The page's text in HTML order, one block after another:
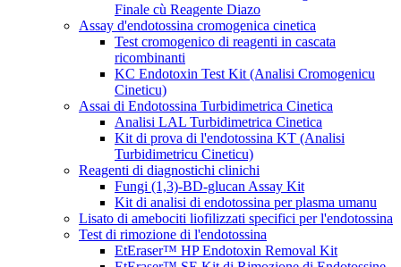
Finale cù Reagente Diazo
Assay d'endotossina cromogenica cinetica
Test cromogenico di reagenti in cascata
ricombinanti
KC Endotoxin Test Kit (Analisi Cromogenicu
Cineticu)
Assai di Endotossina Turbidimetrica Cinetica
Analisi LAL Turbidimetrica Cinetica
Kit di prova di l'endotossina KT (Analisi
Turbidimetricu Cineticu)
Reagenti di diagnostichi clinichi
Fungi (1,3)-BD-glucan Assay Kit
Kit di analisi di endotossina per plasma umanu
Lisato di amebociti liofilizzati specifici per l'endotossina
Test di rimozione di l'endotossina
EtEraser™ HP Endotoxin Removal Kit